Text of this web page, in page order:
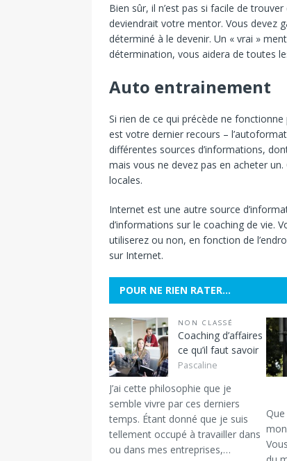
Bien sûr, il n’est pas si facile de
deviendrait votre mentor. Vous devez
déterminé à le devenir. Un « vrai »
détermination, vous aidera de toutes
Auto entrainement
Si rien de ce qui précède ne
est votre dernier recours –
différentes sources d’informations,
mais vous ne devez pas en acheter
locales.
Internet est une autre source
d’informations sur le coaching de vie.
utiliserez ou non, en fonction de
sur Internet.
POUR NE RIEN RATER…
NON CLASSÉ
Coaching d’affaires
ce qu’il faut savoir
Pascaline
J’ai cette philosophie que je
semble vivre par ces derniers
temps. Étant donné que je suis
tellement occupé à travailler dans
ou dans mes entreprises,…